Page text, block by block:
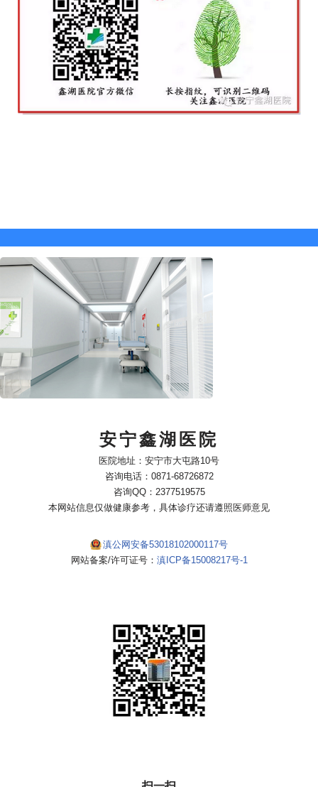
安宁鑫湖医院
医院地址：安宁市大屯路10号
咨询电话：0871-68726872
咨询QQ：2377519575
本网站信息仅做健康参考，具体诊疗还请遵照医师意见
滇公网安备53018102000117号
网站备案/许可证号： 滇ICP备15008217号-1